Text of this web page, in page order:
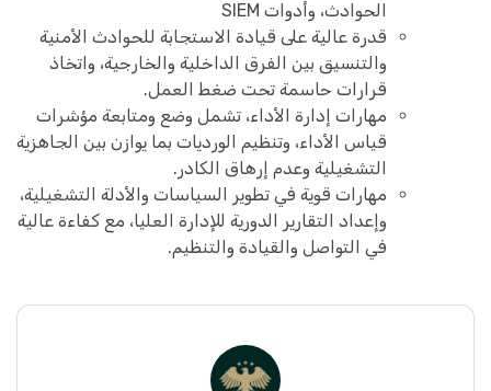
الحوادث، وأدوات SIEM
قدرة عالية على قيادة الاستجابة للحوادث الأمنية
والتنسيق بين الفرق الداخلية والخارجية، واتخاذ
قرارات حاسمة تحت ضغط العمل.
مهارات إدارة الأداء، تشمل وضع ومتابعة مؤشرات
قياس الأداء، وتنظيم الورديات بما يوازن بين الجاهزية
التشغيلية وعدم إرهاق الكادر.
مهارات قوية في تطوير السياسات والأدلة التشغيلية،
وإعداد التقارير الدورية للإدارة العليا، مع كفاءة عالية
في التواصل والقيادة والتنظيم.